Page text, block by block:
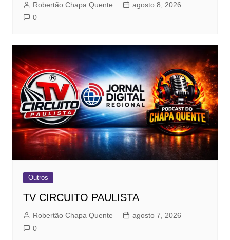
Robertão Chapa Quente
agosto 8, 2026
0
Outros
TV CIRCUITO PAULISTA
Robertão Chapa Quente
agosto 7, 2026
0